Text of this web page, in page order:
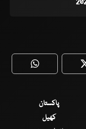
WhatsApp
پاکستان
کھیل